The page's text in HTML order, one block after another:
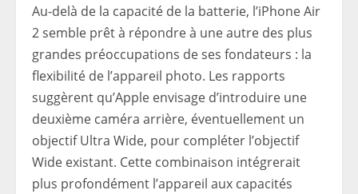
Au-delà de la capacité de la batterie, l’iPhone Air
2 semble prêt à répondre à une autre des plus
grandes préoccupations de ses fondateurs : la
flexibilité de l’appareil photo. Les rapports
suggèrent qu’Apple envisage d’introduire une
deuxième caméra arrière, éventuellement un
objectif Ultra Wide, pour compléter l’objectif
Wide existant. Cette combinaison intégrerait
plus profondément l’appareil aux capacités